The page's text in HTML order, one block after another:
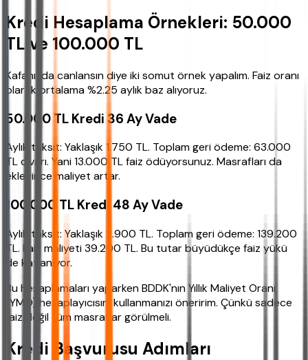
Kredi Hesaplama Örnekleri: 50.000
TL ve 100.000 TL
Kafanızda canlansın diye iki somut örnek yapalım. Faiz oranı
olarak ortalama %2.25 aylık baz alıyoruz.
50.000 TL Kredi 36 Ay Vade
Aylık taksit: Yaklaşık 1.750 TL. Toplam geri ödeme: 63.000
TL civarı. Yani 13.000 TL faiz ödüyorsunuz. Masrafları da
ekleyince maliyet artar.
100.000 TL Kredi 48 Ay Vade
Aylık taksit: Yaklaşık 2.900 TL. Toplam geri ödeme: 139.200
TL. Faiz maliyeti 39.200 TL. Bu tutar büyüdükçe faiz yükü
de katlanıyor.
Bu hesaplamaları yaparken BDDK'nın Yıllık Maliyet Oranı
(YMO) hesaplayıcısını kullanmanızı öneririm. Çünkü sadece
faiz değil tüm masraflar görülmeli.
Kredi Başvurusu Adımları